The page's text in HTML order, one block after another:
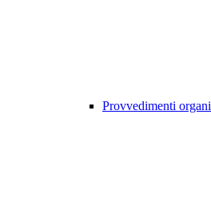
Provvedimenti